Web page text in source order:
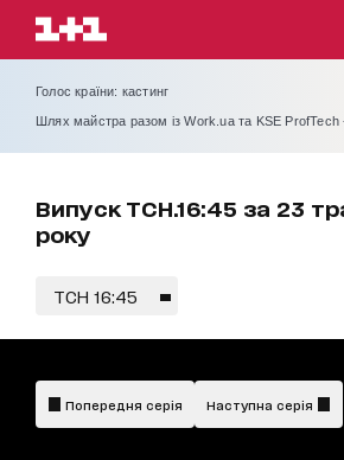
Голос країни: кастинг
Шлях майстра разом із Work.ua та KSE ProfTech
Випуск ТСН.16:45 за 23
року
ТСН 16:45
Попередня серія Наступна серія